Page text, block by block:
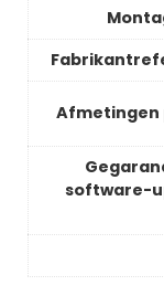
Afmetingen
software-